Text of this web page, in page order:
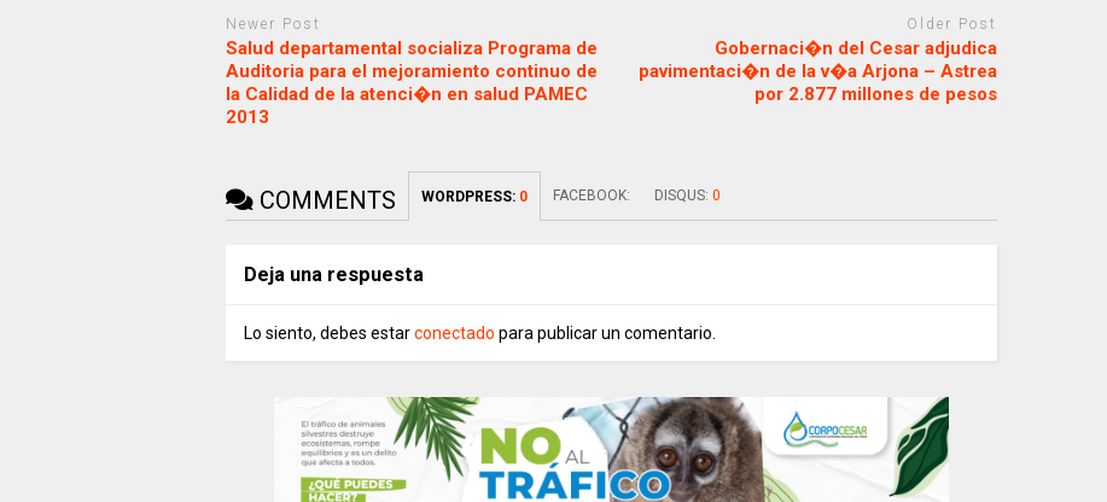
Newer Post
Salud departamental socializa Programa de
Auditoria para el mejoramiento continuo de
la Calidad de la atenci�n en salud PAMEC
2013
Older Post
Gobernaci�n del Cesar adjudica
pavimentaci�n de la v�a Arjona – Astrea
por 2.877 millones de pesos
COMMENTS WORDPRESS: 0 FACEBOOK: DISQUS: 0
Deja una respuesta
Lo siento, debes estarconectado para publicar un comentario.